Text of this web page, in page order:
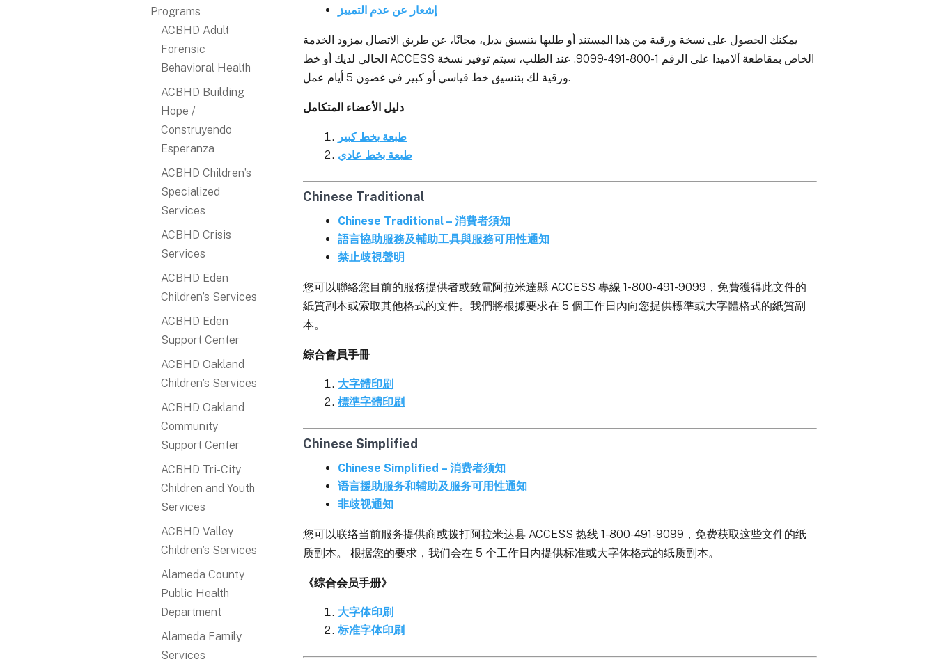
Programs
ACBHD Adult
Forensic
Behavioral Health
ACBHD Building
Hope /
Construyendo
Esperanza
ACBHD Children’s
Specialized
Services
ACBHD Crisis
Services
ACBHD Eden
Children’s Services
ACBHD Eden
Support Center
ACBHD Oakland
Children’s Services
ACBHD Oakland
Community
Support Center
ACBHD Tri-City
Children and Youth
Services
ACBHD Valley
Children’s Services
Alameda County
Public Health
Department
Alameda Family
Services
إشعار عن عدم التمييز
يمكنك الحصول على نسخة ورقية من هذا المستند أو طلبها بتنسيق بديل، مجانًا، عن طريق الاتصال بمزود الخدمة
الحالي لديك أو خط ACCESS الخاص بمقاطعة ألاميدا على الرقم 1-800-491-9099. عند الطلب، سيتم توفير نسخة
ورقية لك بتنسيق خط قياسي أو كبير في غضون 5 أيام عمل.
دليل الأعضاء المتكامل
طبعة بخط كبير
طبعة بخط عادي
Chinese Traditional
Chinese Traditional – 消費者須知
語言協助服務及輔助工具與服務可用性通知
禁止歧視聲明
您可以聯絡您目前的服務提供者或致電阿拉米達縣 ACCESS 專線 1-800-491-9099，免費獲得此文件的
紙質副本或索取其他格式的文件。我們將根據要求在 5 個工作日內向您提供標準或大字體格式的紙質副
本。
綜合會員手冊
大字體印刷
標準字體印刷
Chinese Simplified
Chinese Simplified – 消费者须知
语言援助服务和辅助及服务可用性通知
非歧视通知
您可以联络当前服务提供商或拨打阿拉米达县 ACCESS 热线 1-800-491-9099，免费获取这些文件的纸
质副本。 根据您的要求，我们会在 5 个工作日内提供标准或大字体格式的纸质副本。
《综合会员手册》
大字体印刷
标准字体印刷